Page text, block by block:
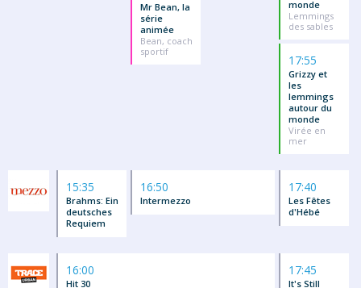
Mr Bean, la
série
animée
Bean, coach
sportif
monde
Lemmings
des sables
17:55
Grizzy et
les
lemmings
autour du
monde
Virée en
mer
15:35
Brahms: Ein
deutsches
Requiem
16:50
Intermezzo
17:40
Les Fêtes
d'Hébé
16:00
Hit 30
17:45
It's Still